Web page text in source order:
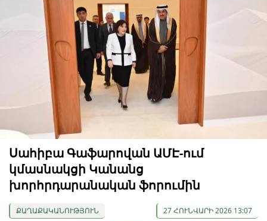
Սահիբա Գաֆարովան ԱՄԷ-ում
կմասնակցի Կանանց
խորհրդարանական ֆորումին
ՔԱՂԱՔԱԿԱՆՈՒԹՅՈՒՆ 27 ՀՈՒՆՎԱՐԻ 2026 13:07